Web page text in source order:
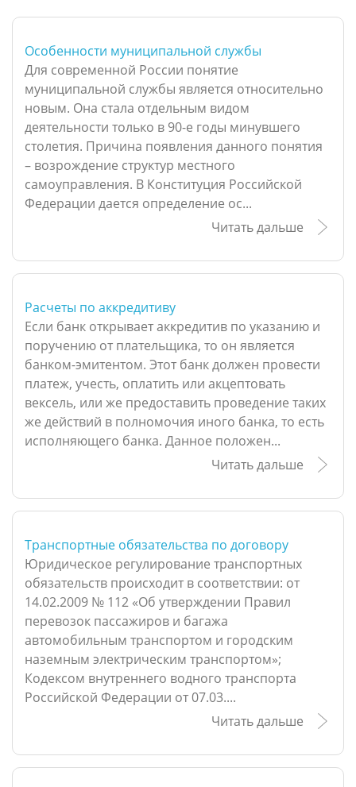
Особенности муниципальной службы
Для современной России понятие
муниципальной службы является относительно
новым. Она стала отдельным видом
деятельности только в 90-е годы минувшего
столетия. Причина появления данного понятия
– возрождение структур местного
самоуправления. В Конституция Российской
Федерации дается определение ос...
Читать дальше
Расчеты по аккредитиву
Если банк открывает аккредитив по указанию и
поручению от плательщика, то он является
банком-эмитентом. Этот банк должен провести
платеж, учесть, оплатить или акцептовать
вексель, или же предоставить проведение таких
же действий в полномочия иного банка, то есть
исполняющего банка. Данное положен...
Читать дальше
Транспортные обязательства по договору
Юридическое регулирование транспортных
обязательств происходит в соответствии: от
14.02.2009 № 112 «Об утверждении Правил
перевозок пассажиров и багажа
автомобильным транспортом и городским
наземным электрическим транспортом»;
Кодексом внутреннего водного транспорта
Российской Федерации от 07.03....
Читать дальше